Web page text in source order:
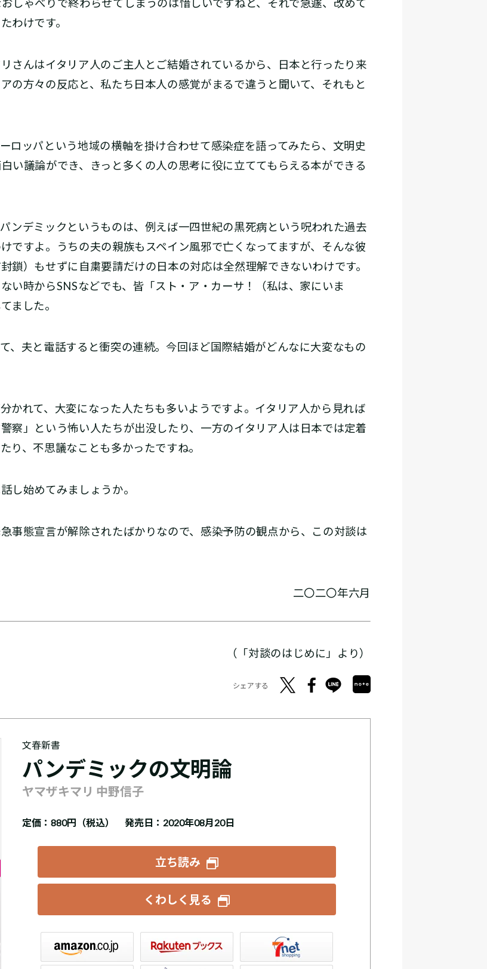
しゃべりで終わらせてしまうのは惜しいですねと、それで急遽、改めて
わけです。
さんはイタリア人のご主人とご結婚されているから、日本と行ったり来
の方々の反応と、私たち日本人の感覚がまるで違うと聞いて、それもと
ロッパという地域の横軸を掛け合わせて感染症を語ってみたら、文明史
い議論ができ、きっと多くの人の思考に役に立ててもらえる本ができる
ンデミックというものは、例えば一四世紀の黒死病という呪われた過去
ですよ。うちの夫の親族もスペイン風邪で亡くなってますが、そんな彼
鎖）もせずに自粛要請だけの日本の対応は全然理解できないわけです。
い時からSNSなどでも、皆「スト・ア・カーサ！（私は、家にいま
ました。
、夫と電話すると衝突の連続。今回ほど国際結婚がどんなに大変なもの
かれて、大変になった人たちも多いようですよ。イタリア人から見れば
察」という怖い人たちが出没したり、一方のイタリア人は日本では定着
り、不思議なことも多かったですね。
し始めてみましょうか。
事態宣言が解除されたばかりなので、感染予防の観点から、この対談は
二〇二〇年六月
（「対談のはじめに」より）
シェアする
文春新書
パンデミックの文明論
ヤマザキマリ 中野信子
定価：880円（税込） 発売日：2020年08月20日
立ち読み
くわしく見る
セブンネット